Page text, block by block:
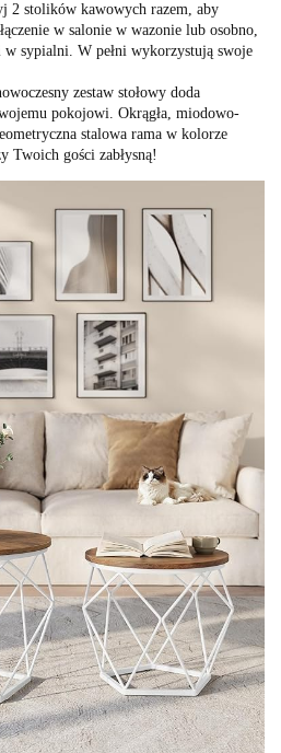
2 stolików kawowych razem, aby
w salonie w wazonie lub osobno,
sypialni. W pełni wykorzystują swoje
zestaw stołowy doda
pokojowi. Okrągła, miodowo-
stalowa rama w kolorze
Twoich gości zabłysną!